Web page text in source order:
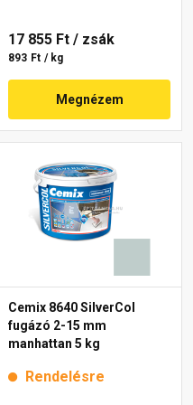
17 855 Ft / zsák
893 Ft / kg
Megnézem
Cemix 8640 SilverCol
fugázó 2-15 mm
manhattan 5 kg
Rendelésre